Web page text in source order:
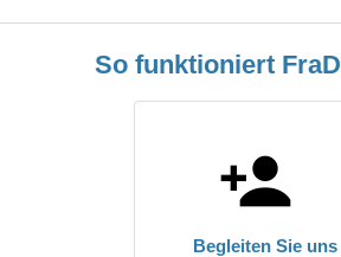
So funktioniert
Begleiten Sie uns